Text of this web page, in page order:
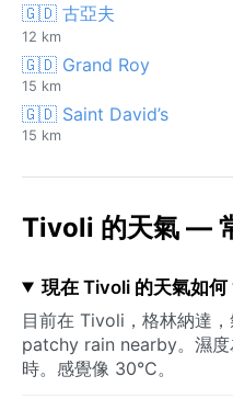
🇬🇩 古亞夫
12 km
🇬🇩 Grand Roy
15 km
🇬🇩 Saint David’s
15 km
Tivoli 的天氣 —
現在 Tivoli 的天氣如何
目前在 Tivoli，格林納達
patchy rain nearby。濕
時。感覺像 30°C。